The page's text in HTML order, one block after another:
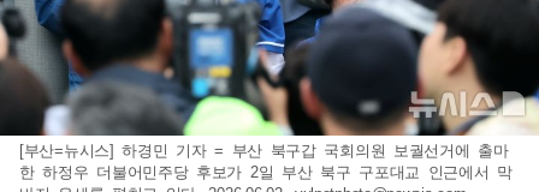
[부산=뉴시스] 하경민 기자 = 부산 북구갑 국회의원 보궐선거에 출마
한 하정우 더불어민주당 후보가 2일 부산 북구 구포대교 인근에서 막